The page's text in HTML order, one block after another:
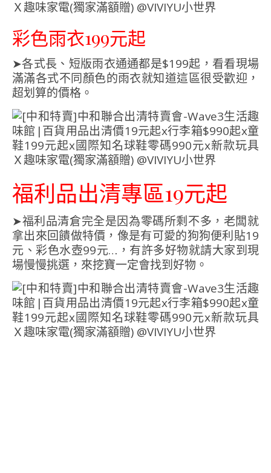
彩色雨衣199元起
➤各式長、短版雨衣通通都是$199起，看看現場
滿滿各式不同顏色的雨衣就知道這區很受歡迎，
超划算的價格。
福利品出清專區19元起
➤福利品清倉完全是因為零碼所剩不多，老闆就
拿出來回饋做特價，像是有可愛的狗狗便利貼19
元、彩色水壺99元…，有許多好物就請大家到現
場慢慢挑選，來挖寶一定會找到好物。